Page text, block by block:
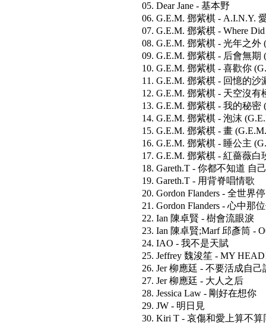
05. Dear Jane - 基本野
06. G.E.M. 鄧紫棋 - A.I.N.Y.
07. G.E.M. 鄧紫棋 - Where
08. G.E.M. 鄧紫棋 - 光年之外
09. G.E.M. 鄧紫棋 - 后會無期
10. G.E.M. 鄧紫棋 - 喜歡你
11. G.E.M. 鄧紫棋 - 回憶的沙
12. G.E.M. 鄧紫棋 - 天空沒有
13. G.E.M. 鄧紫棋 - 我的秘密
14. G.E.M. 鄧紫棋 - 泡沫
15. G.E.M. 鄧紫棋 - 畫
16. G.E.M. 鄧紫棋 - 睡公主
17. G.E.M. 鄧紫棋 - 紅薔薇白
18. Gareth.T - 你都不知道 自
19. Gareth.T - 用背脊唱情歌
20. Gordon Flanders - 全世界
21. Gordon Flanders - 心中那
22. Ian 陳卓賢 - 樹會流眼淚
23. Ian 陳卓賢;Marf 邱彥筒 -
24. IAO - 我不是天賦
25. Jeffrey 魏浚笙 - MY
26. Jer 柳應廷 - 不要活成自
27. Jer 柳應廷 - 大人之后
28. Jessica Law - 剛好在想你
29. JW - 明日見
30. Kiri T - 哀傷和愛上算不算